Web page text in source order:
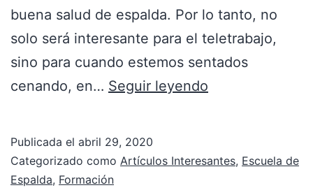
buena salud de espalda. Por lo tanto, no
solo será interesante para el teletrabajo,
sino para cuando estemos sentados
cenando, en… Seguir leyendo
Publicada el abril 29, 2020
Categorizado como Artículos Interesantes, Escuela de
Espalda, Formación